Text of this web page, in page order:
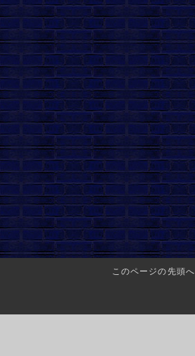
このページの先頭へ